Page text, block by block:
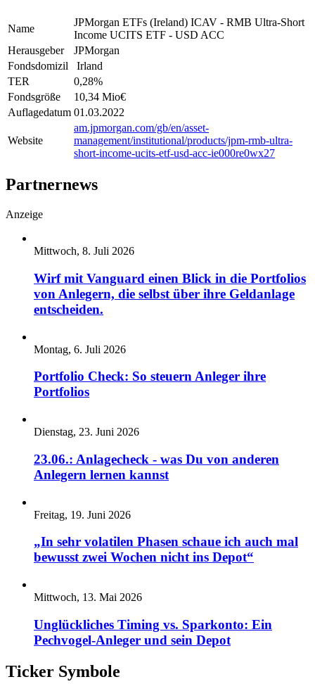
Name
JPMorgan ETFs (Ireland) ICAV - RMB Ultra-Short
Income UCITS ETF - USD ACC
Herausgeber
JPMorgan
Fondsdomizil
Irland
TER
0,28%
Fondsgröße
10,34 Mio€
Auflagedatum 01.03.2022
Website
am.jpmorgan.com/gb/en/asset-
management/institutional/products/jpm-rmb-ultra-
short-income-ucits-etf-usd-acc-ie000re0wx27
Partnernews
Anzeige
Mittwoch, 8. Juli 2026
Wirf mit Vanguard einen Blick in die Portfolios
von Anlegern, die selbst über ihre Geldanlage
entscheiden.
Montag, 6. Juli 2026
Portfolio Check: So steuern Anleger ihre
Portfolios
Dienstag, 23. Juni 2026
23.06.: Anlagecheck - was Du von anderen
Anlegern lernen kannst
Freitag, 19. Juni 2026
„In sehr volatilen Phasen schaue ich auch mal
bewusst zwei Wochen nicht ins Depot“
Mittwoch, 13. Mai 2026
Unglückliches Timing vs. Sparkonto: Ein
Pechvogel-Anleger und sein Depot
Ticker Symbole